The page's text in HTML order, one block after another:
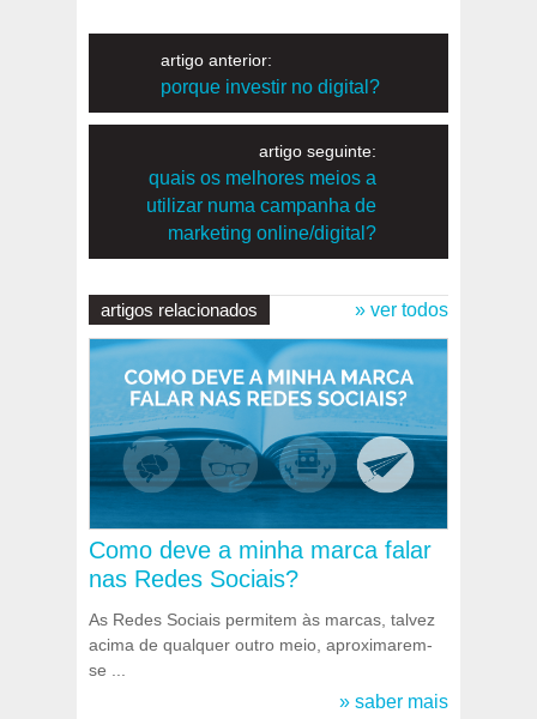
artigo anterior:
porque investir no digital?
artigo seguinte:
quais os melhores meios a
utilizar numa campanha de
marketing online/digital?
artigos relacionados » ver todos
Como deve a minha marca falar
nas Redes Sociais?
As Redes Sociais permitem às marcas, talvez
acima de qualquer outro meio, aproximarem-
se ...
» saber mais